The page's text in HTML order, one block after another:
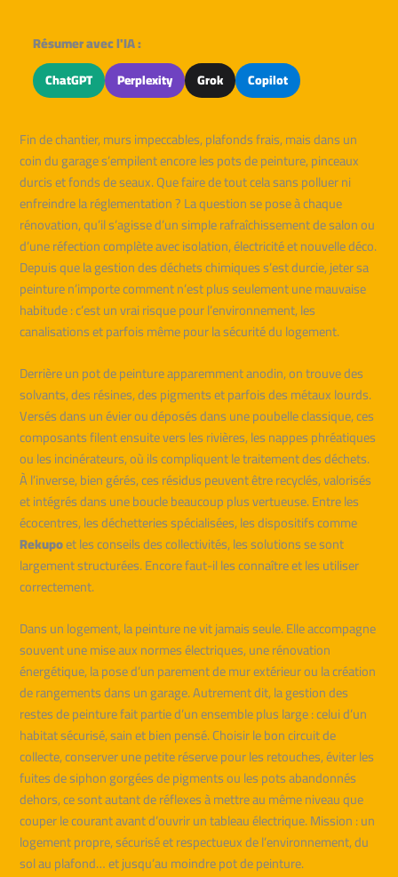
Résumer avec l'IA :
ChatGPT Perplexity Grok Copilot
Fin de chantier, murs impeccables, plafonds frais, mais dans un
coin du garage s’empilent encore les pots de peinture, pinceaux
durcis et fonds de seaux. Que faire de tout cela sans polluer ni
enfreindre la réglementation ? La question se pose à chaque
rénovation, qu’il s’agisse d’un simple rafraîchissement de salon ou
d’une réfection complète avec isolation, électricité et nouvelle déco.
Depuis que la gestion des déchets chimiques s’est durcie, jeter sa
peinture n’importe comment n’est plus seulement une mauvaise
habitude : c’est un vrai risque pour l’environnement, les
canalisations et parfois même pour la sécurité du logement.
Derrière un pot de peinture apparemment anodin, on trouve des
solvants, des résines, des pigments et parfois des métaux lourds.
Versés dans un évier ou déposés dans une poubelle classique, ces
composants filent ensuite vers les rivières, les nappes phréatiques
ou les incinérateurs, où ils compliquent le traitement des déchets.
À l’inverse, bien gérés, ces résidus peuvent être recyclés, valorisés
et intégrés dans une boucle beaucoup plus vertueuse. Entre les
écocentres, les déchetteries spécialisées, les dispositifs comme
Rekupoet les conseils des collectivités, les solutions se sont
largement structurées. Encore faut-il les connaître et les utiliser
correctement.
Dans un logement, la peinture ne vit jamais seule. Elle accompagne
souvent une mise aux normes électriques, une rénovation
énergétique, la pose d’un parement de mur extérieur ou la création
de rangements dans un garage. Autrement dit, la gestion des
restes de peinture fait partie d’un ensemble plus large : celui d’un
habitat sécurisé, sain et bien pensé. Choisir le bon circuit de
collecte, conserver une petite réserve pour les retouches, éviter les
fuites de siphon gorgées de pigments ou les pots abandonnés
dehors, ce sont autant de réflexes à mettre au même niveau que
couper le courant avant d’ouvrir un tableau électrique. Mission : un
logement propre, sécurisé et respectueux de l’environnement, du
sol au plafond… et jusqu’au moindre pot de peinture.